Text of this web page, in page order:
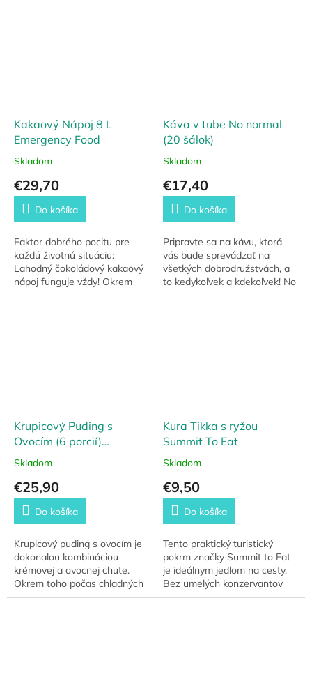
Kakaový Nápoj 8 L
Emergency Food
Skladom
€29,70
Do košíka
Faktor dobrého pocitu pre
každú životnú situáciu:
Lahodný čokoládový kakaový
nápoj funguje vždy! Okrem
toho horúce kakao môže byť
Káva v tube No normal
(20 šálok)
Skladom
€17,40
Do košíka
Pripravte sa na kávu, ktorá
vás bude sprevádzať na
všetkých dobrodružstvách, a
to kedykoľvek a kdekoľvek! No
Normal Coffee je unikátny
Krupicový Puding s
Ovocím (6 porcií)
Emergency Food
Skladom
€25,90
Do košíka
Krupicový puding s ovocím je
dokonalou kombináciou
krémovej a ovocnej chute.
Okrem toho počas chladných
mesiacov zahrieva aj zvnútra.
Kura Tikka s ryžou
Summit To Eat
Skladom
€9,50
Do košíka
Tento praktický turistický
pokrm značky Summit to Eat
je ideálnym jedlom na cesty.
Bez umelých konzervantov
ponúka vynikajúcu prírodnú